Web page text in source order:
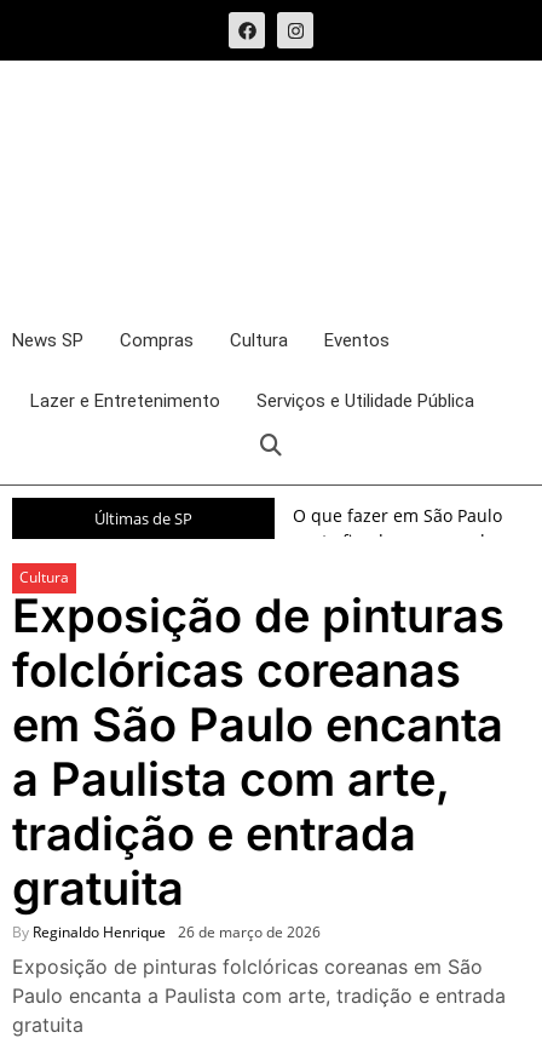
News SP Compras Cultura Eventos
Lazer e Entretenimento Serviços e Utilidade Pública
Últimas de SP
O que fazer em São Paulo
neste fim de semana: shows,
atrações para o Dia dos Pais
O que fazer em São Paulo
neste fim de semana: 15
passeios imperdíveis nos
dias 8 e 9 de agosto de 2026
100ª Festa da Achiropita
transforma o Bixiga em um
pedaço da Itália durante
agosto de 2026
O que fazer em São Paulo
em agosto de 2026: festas
passeios imperdíveis
O que fazer em São Paulo
nos dias 25 e 26 de julho:
festas, shows, exposições e
Cultura
Exposição de pinturas
folclóricas coreanas
em São Paulo encanta
a Paulista com arte,
tradição e entrada
gratuita
By Reginaldo Henrique 26 de março de 2026
Exposição de pinturas folclóricas coreanas em São
Paulo encanta a Paulista com arte, tradição e entrada
gratuita